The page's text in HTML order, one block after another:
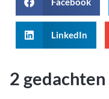
LinkedIn
2 gedachten